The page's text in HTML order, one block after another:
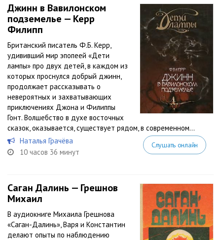
Джинн в Вавилонском
подземелье — Керр
Филипп
Британский писатель Ф.Б. Керр,
удививший мир эпопеей «Дети
лампы» про двух детей, в каждом из
которых проснулся добрый джинн,
продолжает рассказывать о
невероятных и захватывающих
приключениях Джона и Филиппы
Гонт. Волшебство в духе восточных
сказок, оказывается, существует рядом, в современном...
Наталья Грачёва
10 часов 36 минут
Слушать онлайн
Саган Далинь — Грешнов
Михаил
В аудиокниге Михаила Грешнова
«Саган-Далинь», Варя и Константин
делают опыты по наблюдению